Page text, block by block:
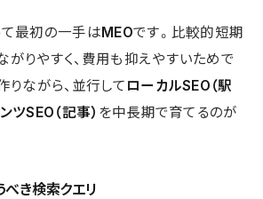
て最初の一手はMEOです。比較的短期
りやすく、費用も抑えやすいためで
りながら、並行して ローカルSEO（駅
ツSEO（記事） を中長期で育てるのが
き検索クエリ